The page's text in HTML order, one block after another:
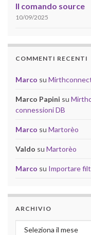
Il comando source
10/09/2025
COMMENTI RECENTI
Marco su
Marco Papini su
connessioni DB
Marco su Martorèo
Valdo su Martorèo
Marco su Importare
ARCHIVIO
Archivio